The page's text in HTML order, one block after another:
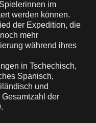
im
werden können.
der Expedition, die
mehr
während ihres
in Tschechisch,
Spanisch,
und
Gesamtzahl der